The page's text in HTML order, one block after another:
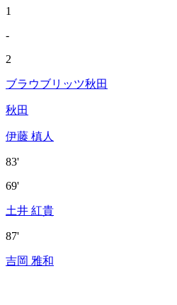
1
-
2
ブラウブリッツ秋田
秋田
伊藤 槙人
83'
69'
土井 紅貴
87'
吉岡 雅和